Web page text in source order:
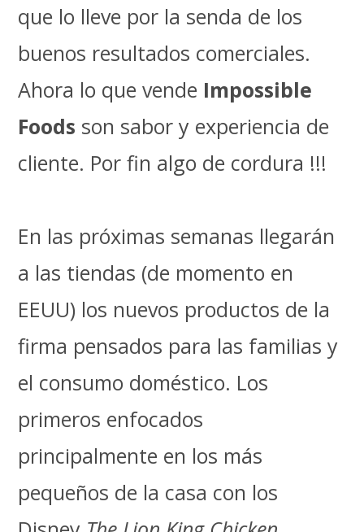
que lo lleve por la senda de los
buenos resultados comerciales.
Ahora lo que vende Impossible
Foods son sabor y experiencia de
cliente. Por fin algo de cordura !!!
En las próximas semanas llegarán
a las tiendas (de momento en
EEUU) los nuevos productos de la
firma pensados para las familias y
el consumo doméstico. Los
primeros enfocados
principalmente en los más
pequeños de la casa con los